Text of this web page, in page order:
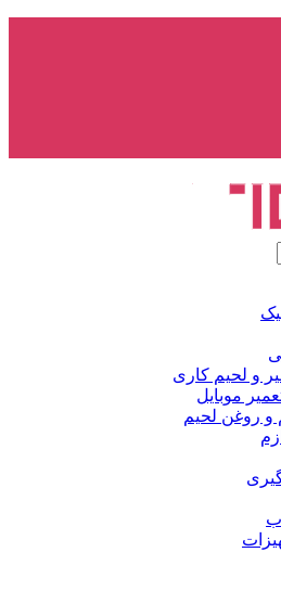
و لحیم کاری
موبایل
و روغن لحیم